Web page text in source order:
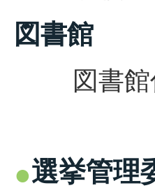
図書館
図書館
選挙管理